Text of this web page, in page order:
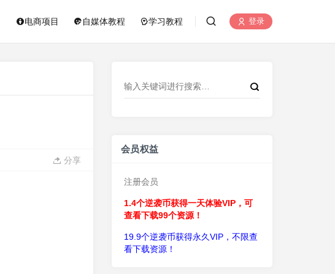
电商项目 自媒体教程 学习教程 登录
分享
会员权益
注册会员
1.4个逆袭币获得一天体验VIP，可
查看下载99个资源！
19.9个逆袭币获得永久VIP，不限查
看下载资源！